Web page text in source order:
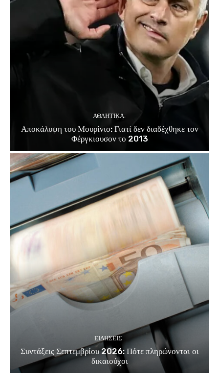
ΑΘΛΗΤΙΚΑ
Αποκάλυψη του Μουρίνιο: Γιατί δεν διαδέχθηκε τον
Φέργκιουσον το 2013
ΕΙΔΗΣΕΙΣ
Συντάξεις Σεπτεμβρίου 2026: Πότε πληρώνονται οι
δικαιούχοι